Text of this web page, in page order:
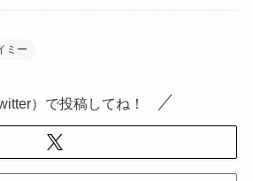
ミー
）で投稿してね！